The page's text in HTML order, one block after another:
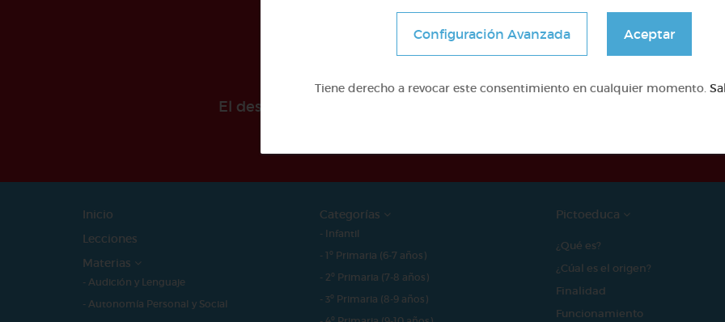
El desarollo de este proyecto ha sido posible gracias al mecenazgo
Inicio
Lecciones
Materias
- Audición y Lenguaje
- Autonomía Personal y Social
Categorías
- Infantil
- 1º Primaria (6-7 años)
- 2º Primaria (7-8 años)
- 3º Primaria (8-9 años)
Pictoeduca
¿Qué es?
¿Cúal es el origen?
Finalidad
Funcionamiento
Configuración Avanzada Aceptar
Tiene derecho a revocar este consentimiento en cualquier momento.